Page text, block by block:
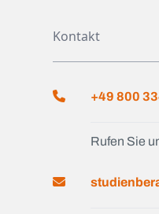
Kontakt
+49 800
Rufen Sie